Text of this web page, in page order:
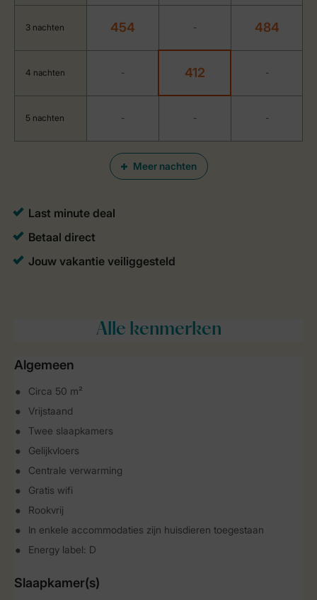
Meer nachten
3 nachten 454 - 484
4 nachten - 412 -
5 nachten - - -
Alle kenmerken
Algemeen
Circa 50 m²
Vrijstaand
Twee slaapkamers
Gelijkvloers
Centrale verwarming
Gratis wifi
Rookvrij
In enkele accommodaties zijn huisdieren toegestaan
Energy label: D
Slaapkamer(s)